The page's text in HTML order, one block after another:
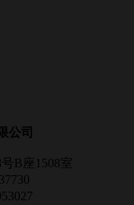
公司
B座1508室